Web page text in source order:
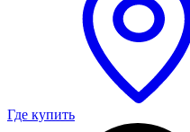
Где купить